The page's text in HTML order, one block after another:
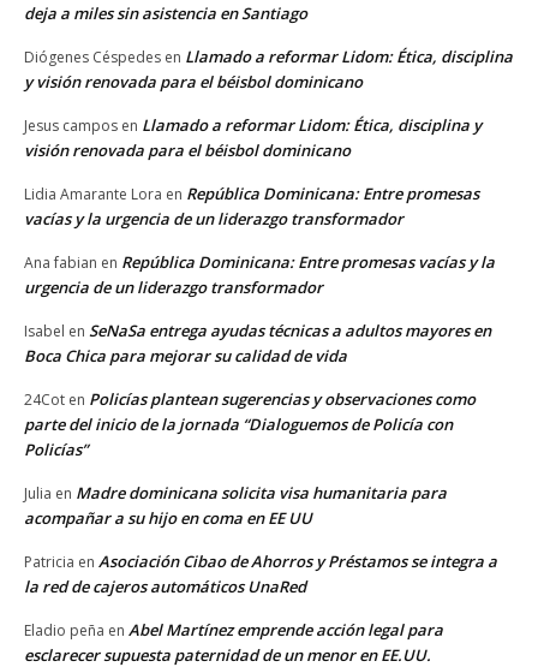
deja a miles sin asistencia en Santiago
Diógenes Céspedes en Llamado a reformar Lidom: Ética, disciplina
y visión renovada para el béisbol dominicano
Jesus campos en Llamado a reformar Lidom: Ética, disciplina y
visión renovada para el béisbol dominicano
Lidia Amarante Lora en República Dominicana: Entre promesas
vacías y la urgencia de un liderazgo transformador
Ana fabian en República Dominicana: Entre promesas vacías y la
urgencia de un liderazgo transformador
Isabel en SeNaSa entrega ayudas técnicas a adultos mayores en
Boca Chica para mejorar su calidad de vida
24Cot en Policías plantean sugerencias y observaciones como
parte del inicio de la jornada “Dialoguemos de Policía con
Policías”
Julia en Madre dominicana solicita visa humanitaria para
acompañar a su hijo en coma en EE UU
Patricia en Asociación Cibao de Ahorros y Préstamos se integra a
la red de cajeros automáticos UnaRed
Eladio peña en Abel Martínez emprende acción legal para
esclarecer supuesta paternidad de un menor en EE.UU.